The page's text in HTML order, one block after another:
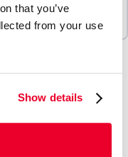
that you’ve
from your use
Show details
-30°C von 200, 500,
für den
gestaltet werden